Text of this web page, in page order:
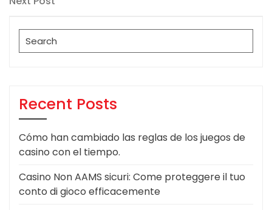
Search
for:
Recent Posts
Cómo han cambiado las reglas de los juegos de
casino con el tiempo.
Casino Non AAMS sicuri: Come proteggere il tuo
conto di gioco efficacemente